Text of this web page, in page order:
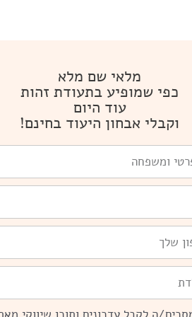
מלאי שם מלא
כפי שמופיע בתעודת זהות
עוד היום
וקבלי אבחון היעוד בחינם!